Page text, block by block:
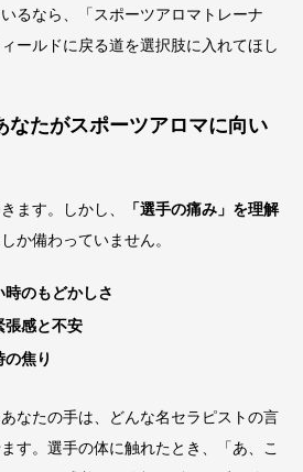
るなら、「スポーツアロマトレーナ
ールドに戻る道を選択肢に入れてほし
なたがスポーツアロマに向い
ます。しかし、
「選手の痛み」を理解
か備わっていません。
時のもどかしさ
張感と不安
焦り
なたの手は、どんな名セラピストの言
す。選手の体に触れたとき、「あ、こ